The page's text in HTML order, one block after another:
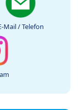
Mail / Telefon